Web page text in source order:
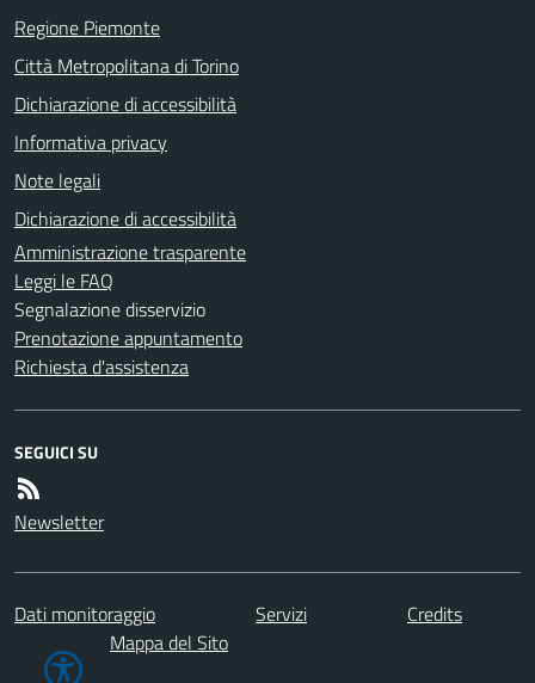
Regione Piemonte
Città Metropolitana di Torino
Dichiarazione di accessibilità
Informativa privacy
Note legali
Dichiarazione di accessibilità
Amministrazione trasparente
Leggi le FAQ
Segnalazione disservizio
Prenotazione appuntamento
Richiesta d'assistenza
SEGUICI SU
Newsletter
Dati monitoraggio Servizi
Credits
Mappa del Sito